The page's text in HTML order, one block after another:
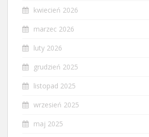
kwiecień 2026
marzec 2026
luty 2026
grudzień 2025
listopad 2025
wrzesień 2025
maj 2025